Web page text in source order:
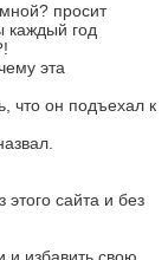
просит
каждый год
эта
что он подъехал к
сайта и без